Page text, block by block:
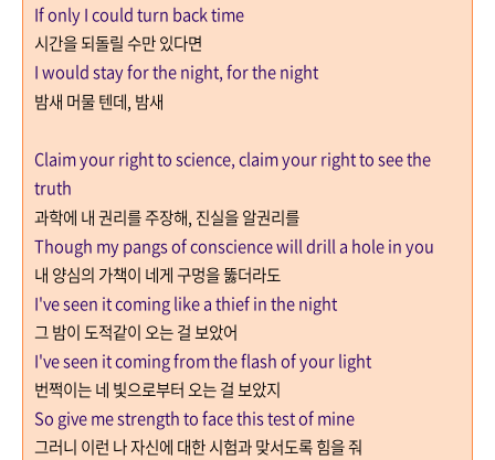
If only I could turn back time
시간을 되돌릴 수만 있다면
I would stay for the night, for the night
밤새 머물 텐데, 밤새
Claim your right to science, claim your right to see the
truth
과학에 내 권리를 주장해, 진실을 알권리를
Though my pangs of conscience will drill a hole in you
내 양심의 가책이 네게 구멍을 뚫더라도
I've seen it coming like a thief in the night
그 밤이 도적같이 오는 걸 보았어
I've seen it coming from the flash of your light
번쩍이는 네 빛으로부터 오는 걸 보았지
So give me strength to face this test of mine
그러니 이런 나 자신에 대한 시험과 맞서도록 힘을 줘